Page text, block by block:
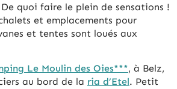
quoi faire le plein de sensations !
et emplacements pour
et tentes sont loués aux
Le Moulin des Oies***, à Belz,
au bord de la ria d’Etel. Petit